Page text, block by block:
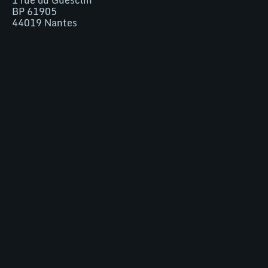
BP 61905
44019 Nantes